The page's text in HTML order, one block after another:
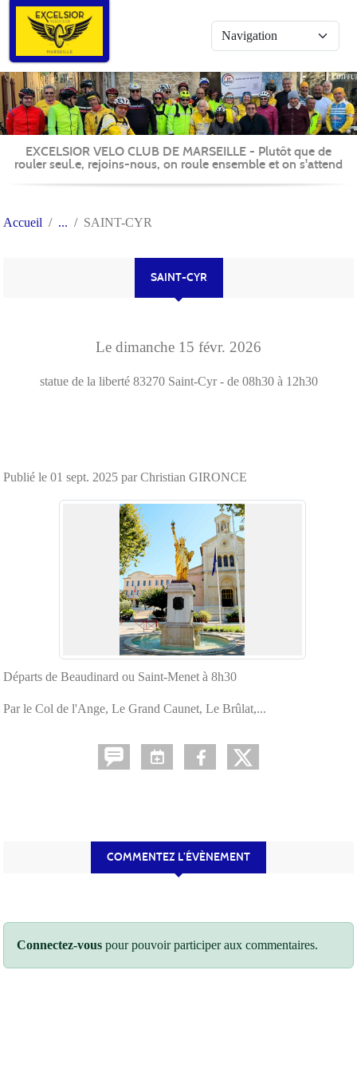
EXCELSIOR VELO CLUB DE MARSEILLE - Plutôt que de
rouler seul.e, rejoins-nous, on roule ensemble et on s'attend
Accueil SAINT-CYR
SAINT-CYR
Le dimanche 15 févr. 2026
statue de la liberté 83270 Saint-Cyr - de 08h30 à 12h30
Publié le 01 sept. 2025 par Christian GIRONCE
Départs de Beaudinard ou Saint-Menet à 8h30
Par le Col de l'Ange, Le Grand Caunet, Le Brûlat,...
COMMENTEZ L’ÉVÈNEMENT
Connectez-vous pour pouvoir participer aux commentaires.
Panneau de gestion des cookies